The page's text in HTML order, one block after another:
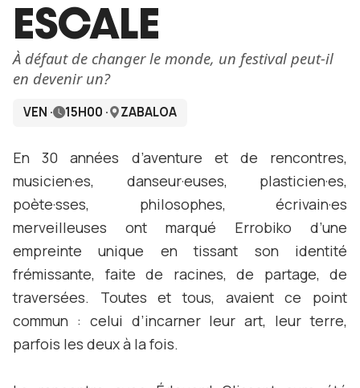
ESCALE
À défaut de changer le monde, un festival peut-il
en devenir un?
VEN · 15H00 · ZABALOA
En 30 années d’aventure et de rencontres,
musicien·es, danseur·euses, plasticien·es,
poète·sses, philosophes, écrivain·es
merveilleuses ont marqué Errobiko d’une
empreinte unique en tissant son identité
frémissante, faite de racines, de partage, de
traversées. Toutes et tous, avaient ce point
commun : celui d’incarner leur art, leur terre,
parfois les deux à la fois.